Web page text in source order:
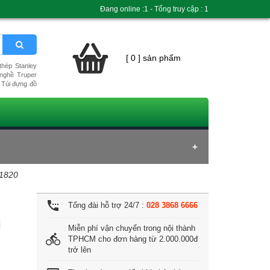
Stanley
Truper
Túi đựng đồ
[ 0 ] sản phẩm
settings_phone Tổng đài hỗ trợ 24/7 : 028 3868 6666
directions_bike
Miễn phí vận chuyển trong nội thành
TPHCM cho đơn hàng từ 2.000.000đ
trở lên
Đang online :1 - Tổng truy cập : 1